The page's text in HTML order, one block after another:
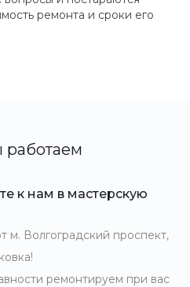
ремонта и сроки его
работаем
к нам в мастерскую
м. Волгоградский проспект,
ремонтируем при вас